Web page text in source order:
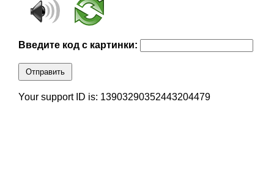
Введите код с картинки:
Отправить
Your support ID is: 13903290352443204479